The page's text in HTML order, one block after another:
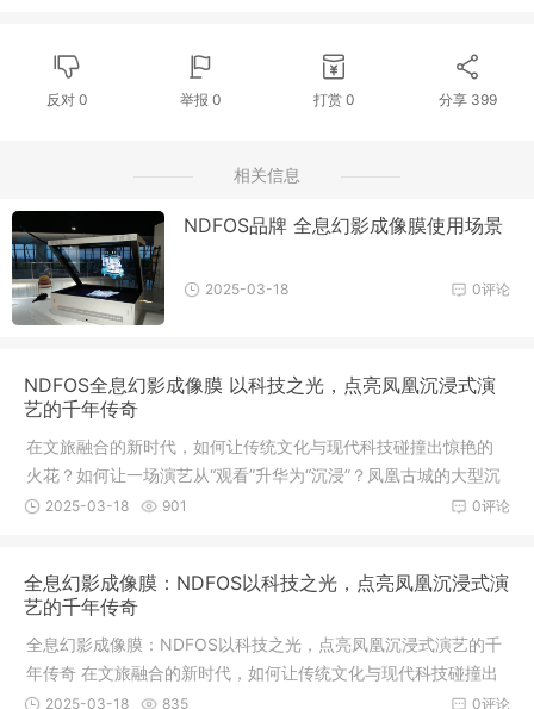
反对 0 举报 0 打赏 0 分享 399
相关信息
NDFOS品牌 全息幻影成像膜使用场景
0评论
2025-03-18
NDFOS全息幻影成像膜 以科技之光，点亮凤凰沉浸式演
艺的千年传奇
在文旅融合的新时代，如何让传统文化与现代科技碰撞出惊艳的
火花？如何让一场演艺从“观看”升华为“沉浸”？凤凰古城的大型沉
浸式实景演出，凤凰沉浸式演艺场地给出了答案——借助NDFOS
凰遇见未来科技
0评论
2025-03-18 901
全息幻影成像膜：NDFOS以科技之光，点亮凤凰沉浸式演
艺的千年传奇
全息幻影成像膜：NDFOS以科技之光，点亮凤凰沉浸式演艺的千
年传奇 在文旅融合的新时代，如何让传统文化与现代科技碰撞出
惊艳的火花？如何让一场演艺从“观看”升华为“沉浸”？凤凰古城的
0评论
2025-03-18 835